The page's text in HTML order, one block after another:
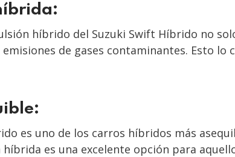
híbrido del Suzuki Swift Híbrido no
de gases contaminantes. Esto
es uno de los carros híbridos más
es una excelente opción para